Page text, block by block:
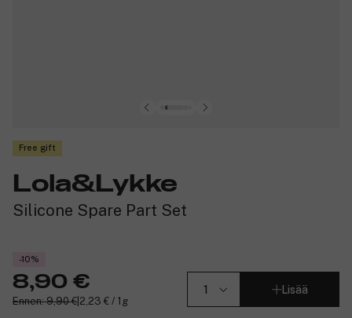
Free gift
Lola&Lykke
Silicone Spare Part Set
-10%
8,90 €
Ennen: 9,90 € 2,23 € / 1g
Lisää